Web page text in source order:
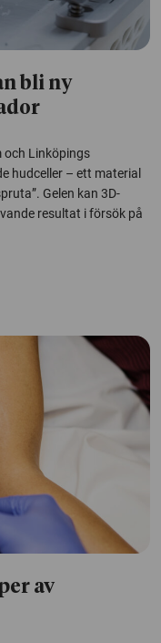
bli ny
och Linköpings
hudceller – ett material
Gelen kan 3D-
resultat i försök på
av